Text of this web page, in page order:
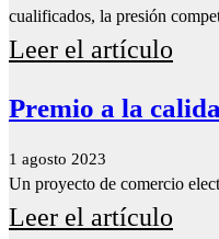
cualificados, la presión
Leer el artículo
Premio a la
1 agosto 2023
Un proyecto de comercio
Leer el artículo